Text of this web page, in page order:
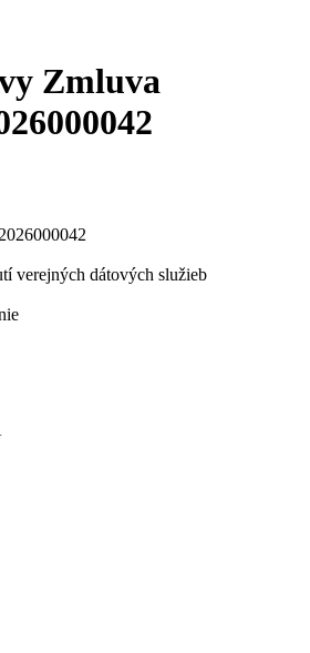
Zmluva
verejných dátových služieb